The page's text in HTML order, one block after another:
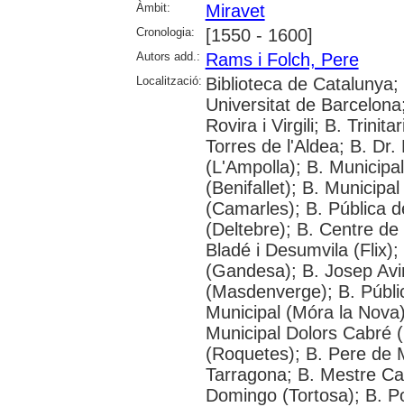
Àmbit: Miravet
Cronologia: [1550 - 1600]
Autors add.: Rams i Folch, Pere
Localització: Biblioteca de
Universitat de
Rovira i Virgili; B.
Torres de l'Aldea; B.
(L'Ampolla); B.
(Benifallet); B.
(Camarles); B. Pública
(Deltebre); B. Centre
Bladé i Desumvila
(Gandesa); B. Josep
(Masdenverge); B.
Municipal (Móra la
Municipal Dolors Cabré
(Roquetes); B. Pere de
Tarragona; B. Mestre
Domingo (Tortosa); B.